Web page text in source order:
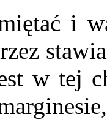
i
w tej